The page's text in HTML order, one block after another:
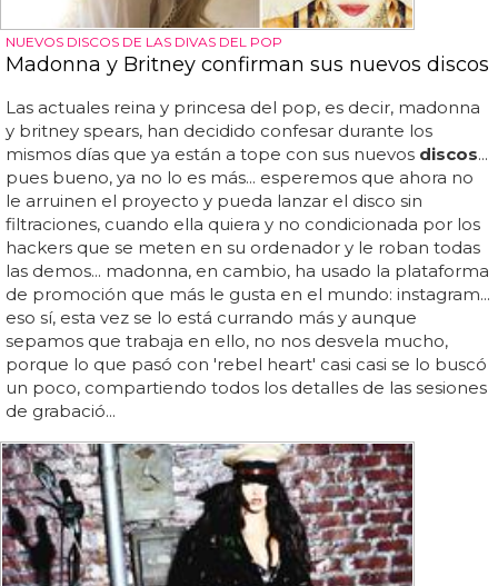
NUEVOS DISCOS DE LAS DIVAS DEL POP
Madonna y Britney confirman sus nuevos discos
Las actuales reina y princesa del pop, es decir, madonna
y britney spears, han decidido confesar durante los
mismos días que ya están a tope con sus nuevos discos...
pues bueno, ya no lo es más... esperemos que ahora no
le arruinen el proyecto y pueda lanzar el disco sin
filtraciones, cuando ella quiera y no condicionada por los
hackers que se meten en su ordenador y le roban todas
las demos... madonna, en cambio, ha usado la plataforma
de promoción que más le gusta en el mundo: instagram...
eso sí, esta vez se lo está currando más y aunque
sepamos que trabaja en ello, no nos desvela mucho,
porque lo que pasó con 'rebel heart' casi casi se lo buscó
un poco, compartiendo todos los detalles de las sesiones
de grabació...